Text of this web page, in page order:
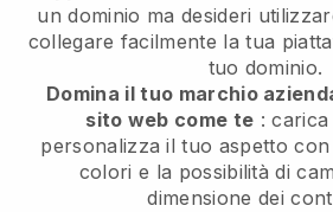
un dominio ma desideri
collegare facilmente la tua
tuo dominio.
Domina il tuo marchio
sito web come te :
personalizza il tuo aspetto
colori e la possibilità di
dimensione dei